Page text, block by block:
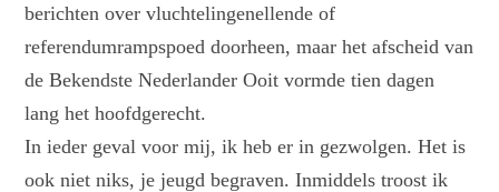
berichten over vluchtelingenellende of
referendumrampspoed doorheen, maar het afscheid van
de Bekendste Nederlander Ooit vormde tien dagen
lang het hoofdgerecht.
In ieder geval voor mij, ik heb er in gezwolgen. Het is
ook niet niks, je jeugd begraven. Inmiddels troost ik